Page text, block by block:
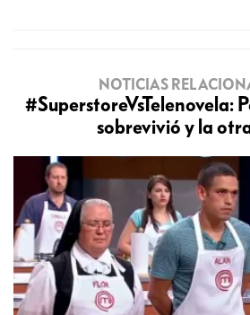
NOTICIAS
#SuperstoreVsTelenovela:
sobrevivió y la